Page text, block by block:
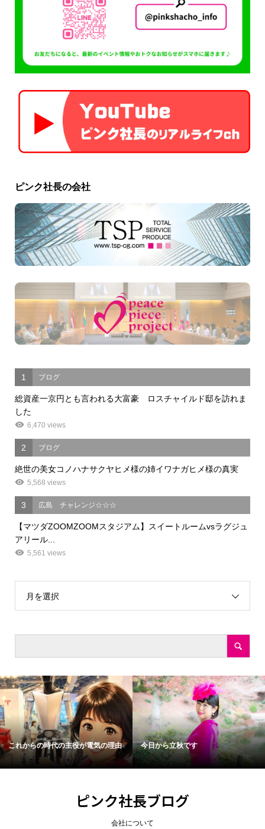
ピンク社長の会社
1 ブログ
総資産一京円とも言われる大富豪 ロスチャイルド邸を訪れま
した
6,470 views
2 ブログ
絶世の美女コノハナサクヤヒメ様の姉イワナガヒメ様の真実
5,568 views
3 広島 チャレンジ☆☆☆
【マツダZOOMZOOMスタジアム】スイートルームvsラグジュ
アリール...
5,561 views
月を選択
これからの時代の主役が電気の理由 今日から立秋です
ピンク社長ブログ
会社について